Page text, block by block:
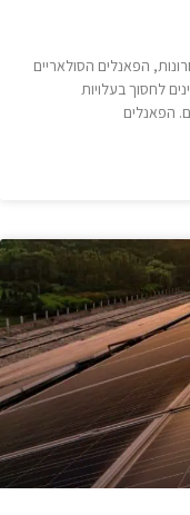
הפאנלים הסולאריים
לחסוך בעלויות
הפאנלים